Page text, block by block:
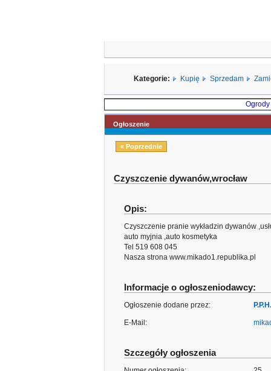
Kategorie: Kupię Sprzedam
Ogrody
Ogłoszenie
« Poprzednie
Czyszczenie dywanów,wrocław
Opis:
Czyszczenie pranie wykładzin dywanów
auto myjnia ,auto kosmetyka
Tel 519 608 045
Nasza strona www.mikado1.republika.pl
Informacje o ogłoszeniodawcy:
Ogłoszenie dodane przez:
E-Mail:
Szczegóły ogłoszenia